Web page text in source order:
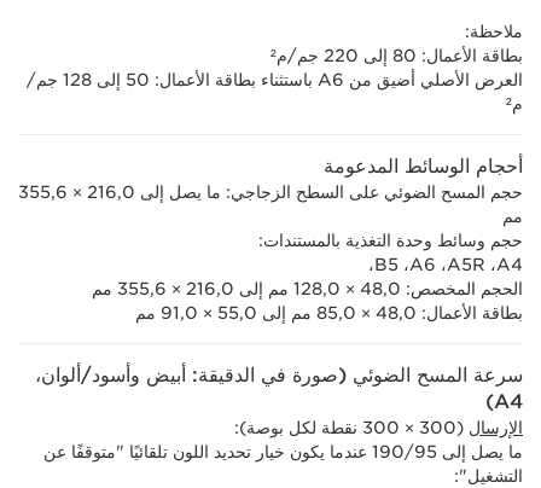
ملاحظة:
بطاقة الأعمال: 80 إلى 220 جم/م²
العرض الأصلي أضيق من A6‏ باستثناء بطاقة الأعمال: 50 إلى 128 جم/
م²
أحجام الوسائط المدعومة
حجم المسح الضوئي على السطح الزجاجي: ما يصل إلى 216,0 × ‏355,6
مم
حجم وسائط وحدة التغذية بالمستندات:
A4،‏ A5R،‏ A6،‏ B5،
الحجم المخصص: 48,0 × 128,0 مم إلى 216,0 ×‏ 355,6 مم
بطاقة الأعمال: 48,0 × 85,0 مم إلى 55,0 ×‏ 91,0 مم
سرعة المسح الضوئي (صورة في الدقيقة: أبيض وأسود/ألوان،
A4)
الإرسال (300 ×‏ 300 نقطة لكل بوصة):
ما يصل إلى 95/‏190 عندما يكون خيار تحديد اللون تلقائيًا "متوقفًا عن
التشغيل":